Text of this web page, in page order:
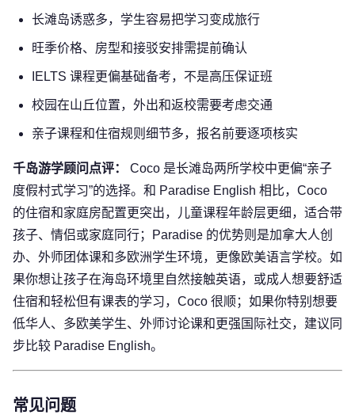
长滩岛诱惑多，学生容易把学习变成旅行
旺季价格、房型和接驳安排需提前确认
IELTS 课程更偏基础备考，不是高压保证班
校园在山丘位置，外出和返校需要考虑交通
亲子课程和住宿规则细节多，报名前要逐项核实
千岛游学顾问点评：
Coco 是长滩岛两所学校中更偏“亲子
度假村式学习”的选择。和 Paradise English 相比，Coco
的住宿和家庭房配置更突出，儿童课程年龄层更细，适合带
孩子、情侣或家庭同行；Paradise 的优势则是加拿大人创
办、外师团体课和多欧洲学生环境，更像欧美语言学校。如
果你想让孩子在海岛环境里自然接触英语，或成人想要舒适
住宿和轻松但有课表的学习，Coco 很顺；如果你特别想要
低华人、多欧美学生、外师讨论课和更强国际社交，建议同
步比较 Paradise English。
常见问题